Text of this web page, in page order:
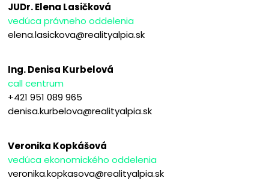
JUDr. Elena Lasičková
vedúca právneho oddelenia
elena.lasickova@realityalpia.sk
Ing. Denisa Kurbelová
call centrum
+421 951 089 965
denisa.kurbelova@realityalpia.sk
Veronika Kopkášová
vedúca ekonomického oddelenia
veronika.kopkasova@realityalpia.sk